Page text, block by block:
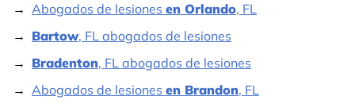
Abogados de lesiones en Orlando, FL
Bartow, FL abogados de lesiones
Bradenton, FL abogados de lesiones
Abogados de lesiones en Brandon, FL